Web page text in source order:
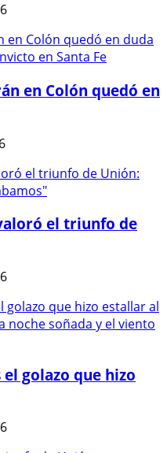
en Colón quedó en
el triunfo de
golazo que hizo